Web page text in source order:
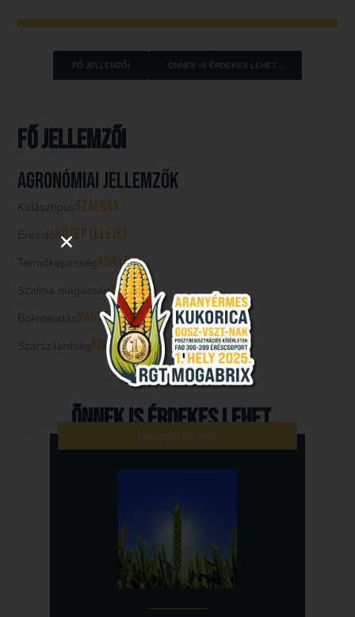
FŐ JELLEMZŐI ÖNNEK IS ÉRDEKES LEHET...
Fő jellemzői
AGRONÓMIAI JELLEMZŐK
Kalásztípusszálkás
Érésidőközép (eleje)
Termőképességkiváló
Szalma magasság88cm
Bokrosodásnagyon jó
Szárszilárdságkiváló
Önnek is érdekes lehet...
Hasonló termék